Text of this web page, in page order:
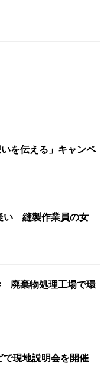
を伝える」キャンペ
い 縫製作業員の女
廃棄物処理工場で環
現地説明会を開催